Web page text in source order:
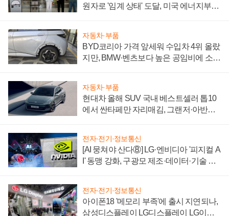
원자로 '임계 상태' 도달, 미국 에너지부
자동차·부품
BYD코리아 가격 앞세워 수입차 4위 올랐
지만, BMW·벤츠보다 높은 공임비에 소비
자동차·부품
현대차 올해 SUV 국내 베스트셀러 톱10
에서 싼타페만 자리매김, 그랜저·아반떼
전자·전기·정보통신
[AI 뭉쳐야 산다⑧] LG·엔비디아 '피지컬 A
I' 동맹 강화, 구광모 제조·데이터·기술 결
전자·전기·정보통신
아이폰18 '메모리 부족'에 출시 지연되나,
삼성디스플레이 LG디스플레이 LG이노